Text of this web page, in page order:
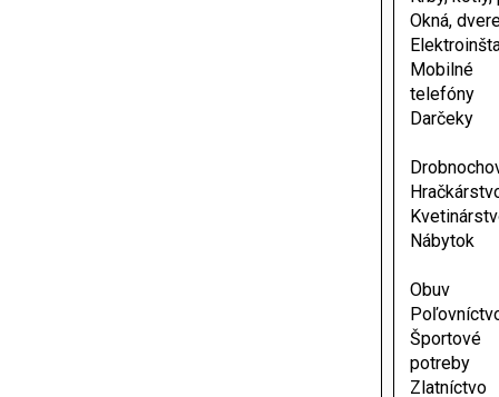
Okná,
Mobilné
telefóny
Darčeky
Nábytok
Obuv
Športové
potreby
Zlatníctvo